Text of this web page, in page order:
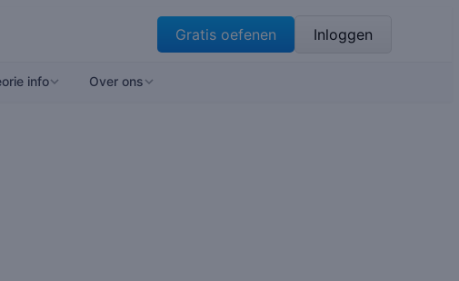
Gratis oefenen Inloggen
info Over ons